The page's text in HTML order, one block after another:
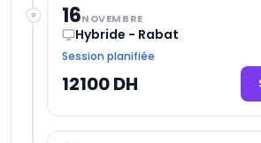
16NOVEMBRE
Hybride - Rabat
Session planifiée
12100 DH